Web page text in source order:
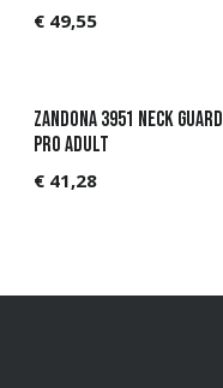
€ 49,55
Zandona 3951 Neck guard
PRO adult
€ 41,28